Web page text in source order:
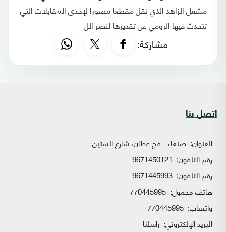
مشعل الزاهد الذي نقل مقطعا مصورا لإحدى المقابلات التي
تتحدث فيها الرومي عن تقديرها لنصر الل
مشاركة:
اتصل بنا
العنوان: صنعاء - فج عطان، شارع الستين
رقم التلفون: 9671450121
رقم التلفون: 9671445993
هاتف محمول: 770445995
واتساب:
البريد الإلكتروني: راسلنا